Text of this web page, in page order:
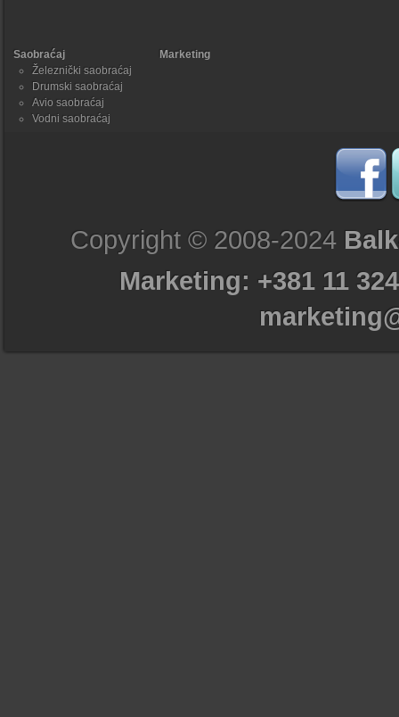
Saobraćaj
Železnički saobraćaj
Drumski saobraćaj
Avio saobraćaj
Vodni saobraćaj
Marketing
Copyright © 2008-2024
Marketing: +381 11